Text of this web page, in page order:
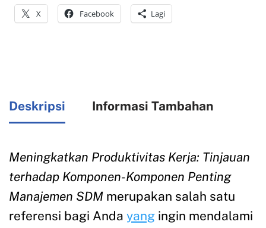
X Facebook Lagi
Deskripsi Informasi Tambahan
Meningkatkan Produktivitas Kerja: Tinjauan
terhadap Komponen-Komponen Penting
Manajemen SDM merupakan salah satu
referensi bagi Anda yang ingin mendalami